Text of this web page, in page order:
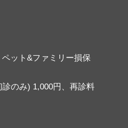
ット&ファミリー損保
のみ) 1,000円、再診料